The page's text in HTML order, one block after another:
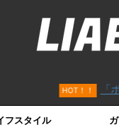
「ポチっとチャージ」
フスタイル